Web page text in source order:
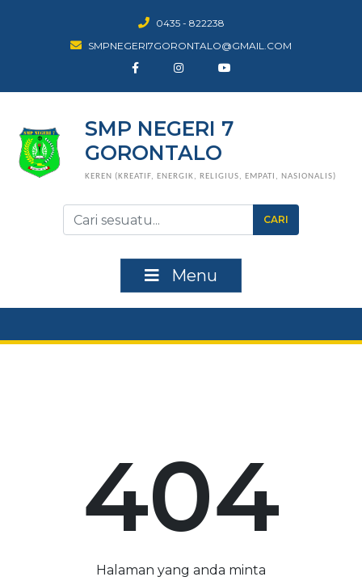
0435 - 822238
SMPNEGERI7GORONTALO@GMAIL.COM
SMP NEGERI 7
GORONTALO
KEREN (KREATIF, ENERGIK, RELIGIUS, EMPATI, NASIONALIS)
CARI
Menu
404
Halaman yang anda minta